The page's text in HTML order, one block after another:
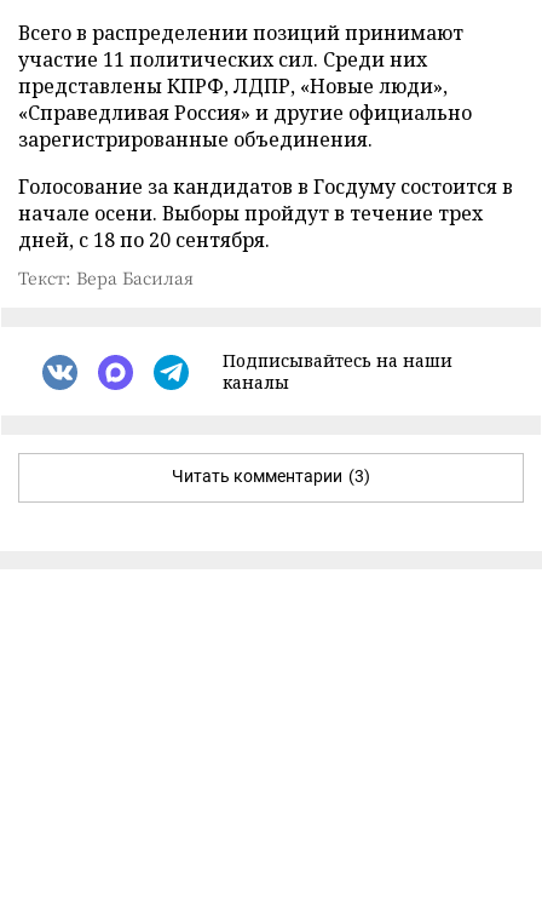
Всего в распределении позиций принимают
участие 11 политических сил. Среди них
представлены КПРФ, ЛДПР, «Новые люди»,
«Справедливая Россия» и другие официально
зарегистрированные объединения.
Голосование за кандидатов в Госдуму состоится в
начале осени. Выборы пройдут в течение трех
дней, с 18 по 20 сентября.
Текст: Вера Басилая
Подписывайтесь на наши
каналы
Читать комментарии (3)